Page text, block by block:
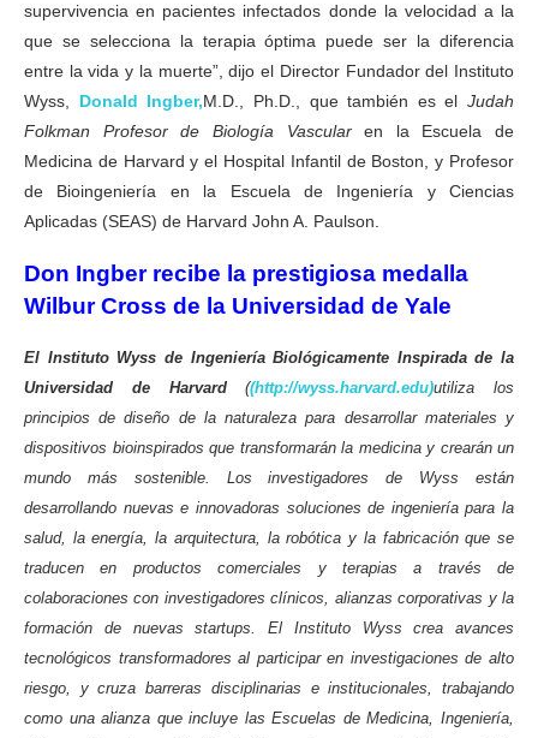
supervivencia en pacientes infectados donde la velocidad a la
que se selecciona la terapia óptima puede ser la diferencia
entre la vida y la muerte”, dijo el Director Fundador del Instituto
Wyss, Donald Ingber,M.D., Ph.D., que también es el Judah
Folkman Profesor de Biología Vascularen la Escuela de
Medicina de Harvard y el Hospital Infantil de Boston, y Profesor
de Bioingeniería en la Escuela de Ingeniería y Ciencias
Aplicadas (SEAS) de Harvard John A. Paulson.
Don Ingber recibe la prestigiosa medalla
Wilbur Cross de la Universidad de Yale
El Instituto Wyss de Ingeniería Biológicamente Inspirada de la
Universidad de Harvard((http://wyss.harvard.edu)utiliza los
principios de diseño de la naturaleza para desarrollar materiales y
dispositivos bioinspirados que transformarán la medicina y crearán un
mundo más sostenible. Los investigadores de Wyss están
desarrollando nuevas e innovadoras soluciones de ingeniería para la
salud, la energía, la arquitectura, la robótica y la fabricación que se
traducen en productos comerciales y terapias a través de
colaboraciones con investigadores clínicos, alianzas corporativas y la
formación de nuevas startups. El Instituto Wyss crea avances
tecnológicos transformadores al participar en investigaciones de alto
riesgo, y cruza barreras disciplinarias e institucionales, trabajando
como una alianza que incluye las Escuelas de Medicina, Ingeniería,